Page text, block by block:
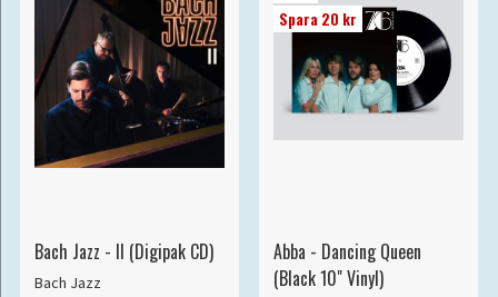
Bach Jazz - II (Digipak CD)
Bach Jazz
Spara 20 kr
Abba - Dancing Queen
(Black 10" Vinyl)